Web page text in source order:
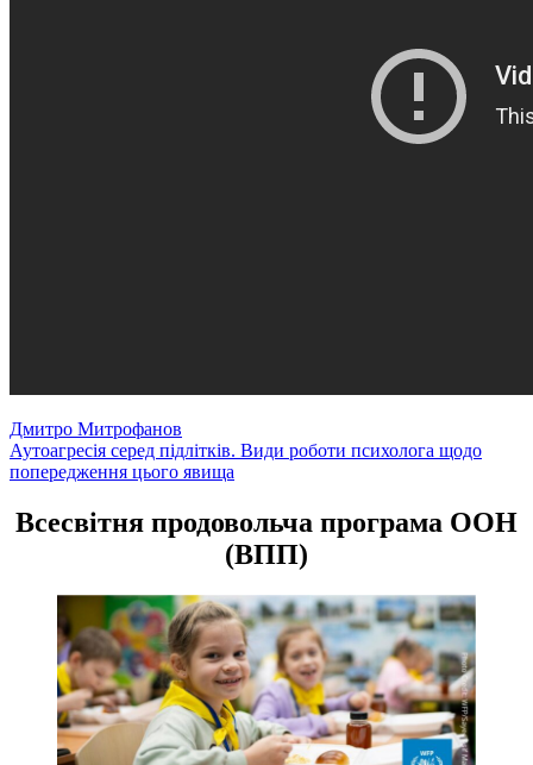
Навігація
записів
Дмитро Митрофанов
Аутоагресія серед підлітків. Види роботи психолога щодо
попередження цього явища
Всесвітня продовольча програма ООН
(ВПП)